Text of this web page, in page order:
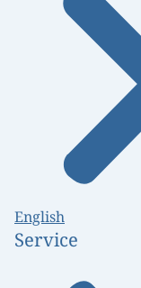
English
Service